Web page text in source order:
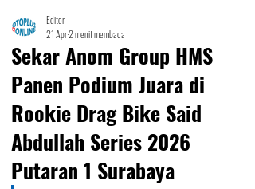
Sekar Anom Group HMS
Panen Podium Juara di
Rookie Drag Bike Said
Abdullah Series 2026
Putaran 1 Surabaya
Editor
21 Apr2 menit membaca